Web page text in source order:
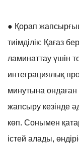
● Қорап
тиімділік: Қағаз
ламинаттау үшін
интеграциялық
минутына
жапсыру кезінде
көп. Сонымен
істей алады,